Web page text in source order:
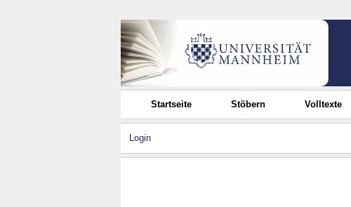
Startseite Stöbern Volltexte
Login